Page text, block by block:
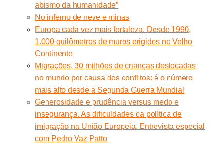
abismo da humanidade”
No inferno de neve e minas
Europa cada vez mais fortaleza. Desde 1990,
1.000 quilômetros de muros erigidos no Velho
Continente
Migrações, 30 milhões de crianças deslocadas
no mundo por causa dos conflitos: é o número
mais alto desde a Segunda Guerra Mundial
Generosidade e prudência versus medo e
insegurança. As dificuldades da política de
imigração na União Europeia. Entrevista especial
com Pedro Vaz Patto